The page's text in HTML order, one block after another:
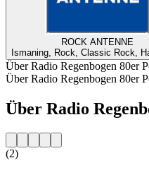
ROCK ANTENNE
Ismaning, Rock, Classic Rock,
Über Radio Regenbogen 80er
Über Radio Regenbogen 80er
Über Radio
(2)